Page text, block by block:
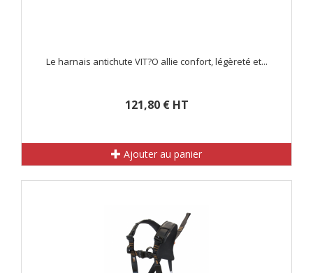
Le harnais antichute VIT?O allie confort, légèreté et...
121,80 € HT
Ajouter au panier